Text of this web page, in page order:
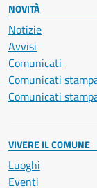
NOVITÀ
Notizie
Avvisi
Comunicati
Comunicati
Comunicati
VIVERE IL COMUNE
Luoghi
Eventi